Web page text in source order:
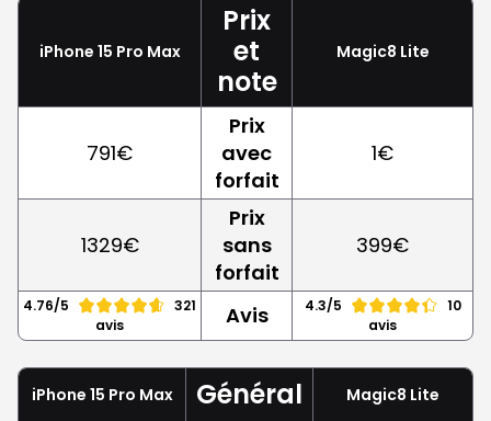
iPhone 15 Pro Max
Prix
et
note
Magic8 Lite
791€
Prix
avec
forfait
1€
1329€
Prix
sans
forfait
399€
4.76/5
321
avis
Avis 4.3/5
10
avis
iPhone 15 Pro Max Général Magic8 Lite